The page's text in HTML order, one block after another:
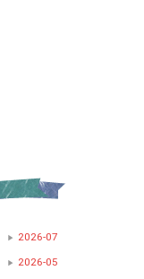
2026-07
2026-05